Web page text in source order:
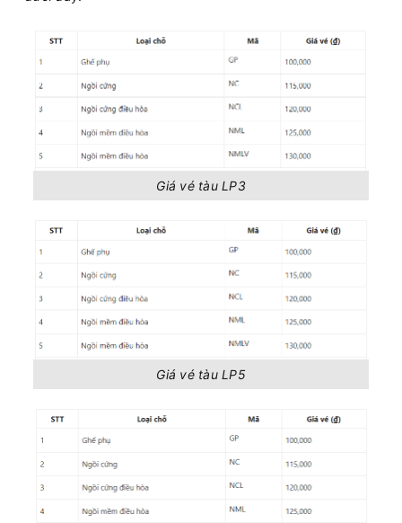
Giá vé tàu LP3
Giá vé tàu LP5